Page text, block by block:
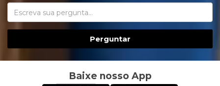
Perguntar
Baixe nosso App